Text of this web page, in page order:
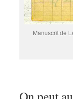
Manuscrit de